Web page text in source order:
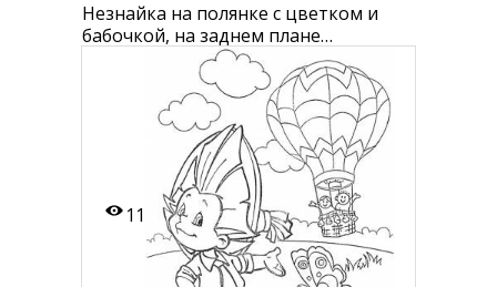
Незнайка на полянке с цветком и
бабочкой, на заднем плане
воздушный шар с друзьями
11